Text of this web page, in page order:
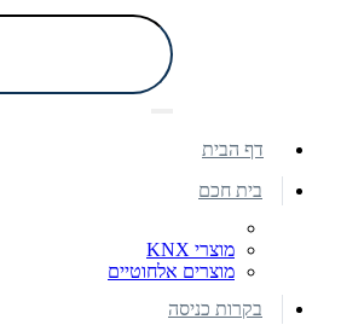
דף הבית
בית חכם
מוצרי KNX
מוצרים אלחוטיים
בקרות כניסה